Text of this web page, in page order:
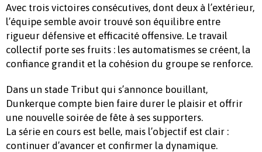
Avec trois victoires consécutives, dont deux à l’extérieur,
l’équipe semble avoir trouvé son équilibre entre
rigueur défensive et efficacité offensive. Le travail
collectif porte ses fruits : les automatismes se créent, la
confiance grandit et la cohésion du groupe se renforce.
Dans un stade Tribut qui s’annonce bouillant,
Dunkerque compte bien faire durer le plaisir et offrir
une nouvelle soirée de fête à ses supporters.
La série en cours est belle, mais l’objectif est clair :
continuer d’avancer et confirmer la dynamique.